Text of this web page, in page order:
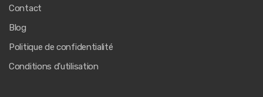
Contact
Blog
Politique de confidentialité
Conditions d'utilisation